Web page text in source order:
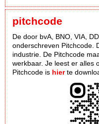
pitchcode
De door bvA, BNO, VIA,
onderschreven Pitchcode.
industrie. De Pitchcode
werkbaar. Je leest er alles
Pitchcode is hierte